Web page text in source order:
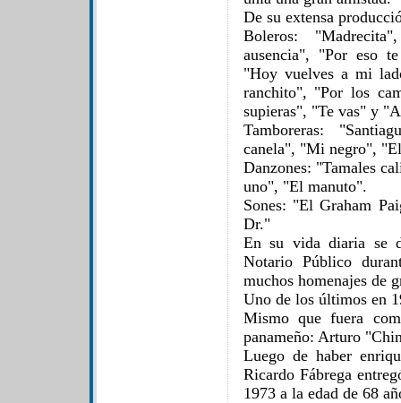
De su extensa
Boleros:
ausencia", "Por eso
"Hoy vuelves a mi
ranchito", "Por los
supieras", "Te vas" y
Tamboreras:
canela", "Mi negro",
Danzones: "Tamales
uno", "El manuto".
Sones: "El Graham
Dr."
En su vida diaria se
Notario Público
muchos homenajes de
Uno de los últimos en
Mismo que fuera
panameño: Arturo
Luego de haber
Ricardo Fábrega
1973 a la edad de 68